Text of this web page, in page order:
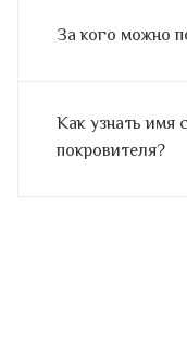
За кого можно
Как узнать имя
покровителя?